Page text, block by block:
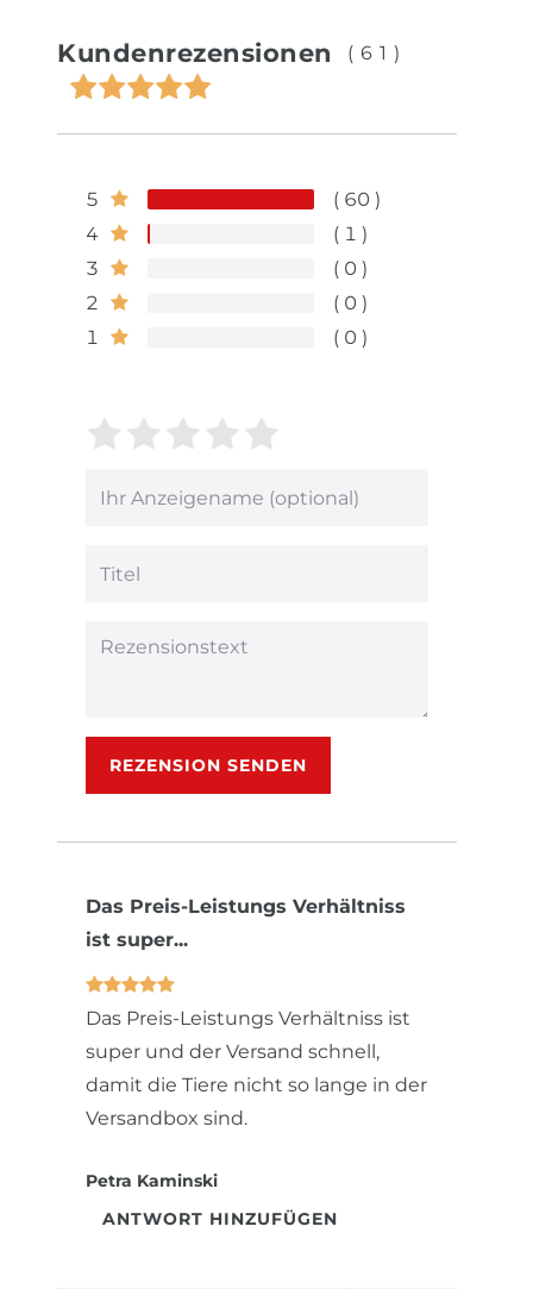
Kundenrezensionen (61)
5
60
4
1
3
0
2
0
1
0
Bewertungssterne
von
4
von
3
2
von
1
von
Bewertungssternen
Anzeigename
Rezensionstext
REZENSION SENDEN
Das Preis-Leistungs Verhältniss
ist super...
Das Preis-Leistungs Verhältniss ist
super und der Versand schnell,
damit die Tiere nicht so lange in der
Versandbox sind.
Petra Kaminski
ANTWORT HINZUFÜGEN